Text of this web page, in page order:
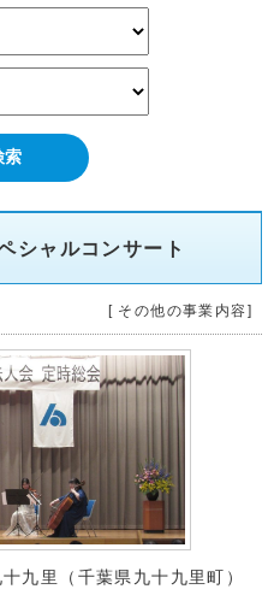
シャルコンサート
[ その他の事業内容]
九里（千葉県九十九里町）